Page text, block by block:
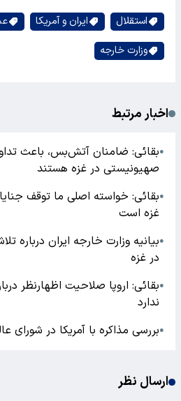
استقلال ایران و آمریکا
وزارت خارجه
اخبار مرتبط
●بقائی: ضامنان آتش‌بس، باعث
صهیونیستی در غزه هستند ‌
●بقائی: خواسته اصلی ما توقف
غزه است
●بیانیه وزارت خارجه ایران
در غزه
●بقائی: اروپا صلاحیت اظهارنظر
ندارد
●بررسی مذاکره با آمریکا در شورای
ارسال نظر